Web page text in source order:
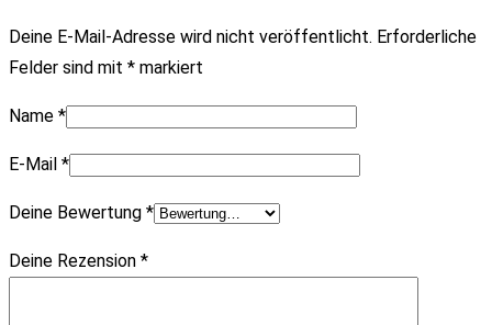
Deine E-Mail-Adresse wird nicht veröffentlicht. Erforderliche
Felder sind mit * markiert
Name *
E-Mail *
Deine Bewertung *
Deine Rezension *